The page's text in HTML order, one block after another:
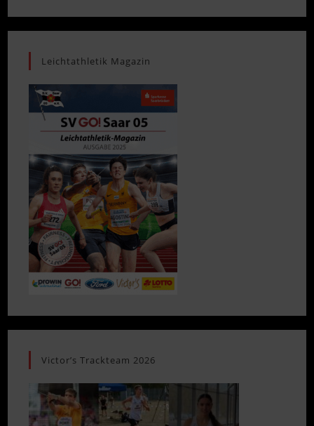
Leichtathletik Magazin
Victor’s Trackteam 2026